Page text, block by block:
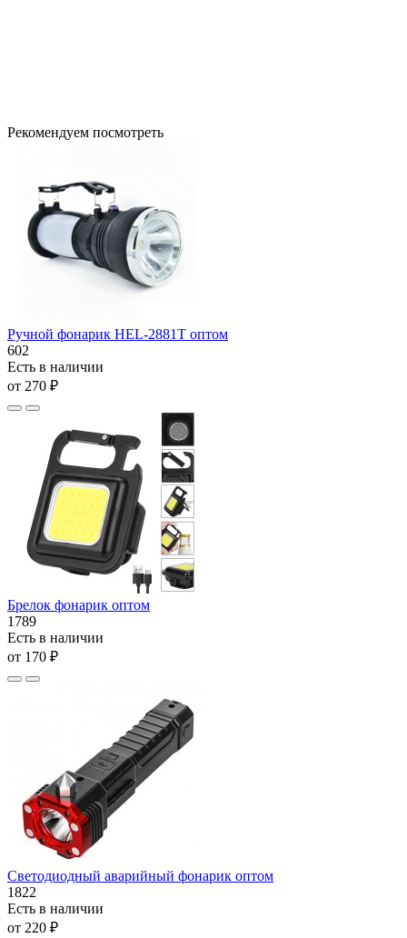
Рекомендуем посмотреть
Ручной фонарик HEL-2881T оптом
602
Есть в наличии
от 270 ₽
Брелок фонарик оптом
1789
Есть в наличии
от 170 ₽
Светодиодный аварийный фонарик оптом
1822
Есть в наличии
от 220 ₽